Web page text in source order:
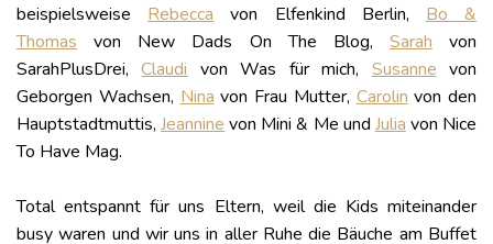
beispielsweise Rebecca von Elfenkind Berlin, Bo &
Thomas von New Dads On The Blog, Sarah von
SarahPlusDrei,Claudi von Was für mich, Susanne von
Geborgen Wachsen, Nina von Frau Mutter, Carolin von den
Hauptstadtmuttis,Jeannine von Mini & Me und Julia von Nice
To Have Mag.
Total entspannt für uns Eltern, weil die Kids miteinander
busy waren und wir uns in aller Ruhe die Bäuche am Buffet